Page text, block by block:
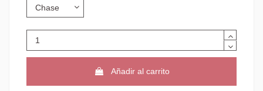
Añadir al carrito